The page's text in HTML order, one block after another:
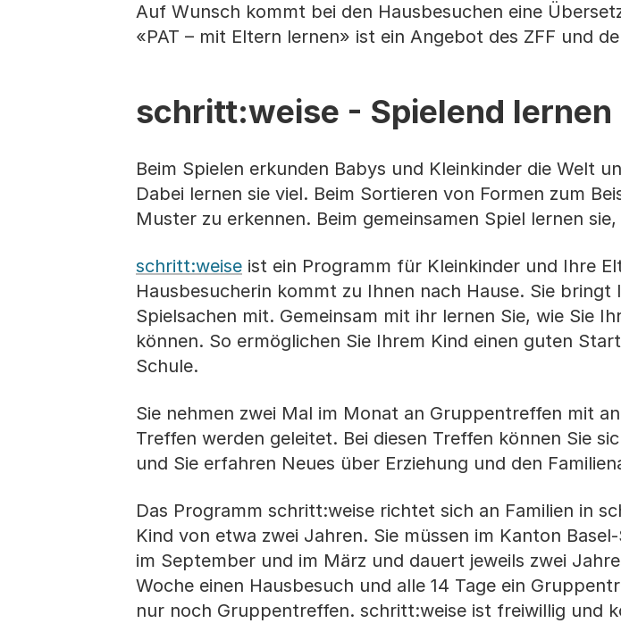
Auf Wunsch kommt bei den Hausbesuchen eine
«PAT – mit Eltern lernen» ist ein Angebot des ZFF und
schritt:weise - Spielend lernen
Beim Spielen erkunden Babys und Kleinkinder die Welt
Dabei lernen sie viel. Beim Sortieren von Formen zum
Muster zu erkennen. Beim gemeinsamen Spiel lernen
schritt:weise ist ein Programm für Kleinkinder und Ihre
Hausbesucherin kommt zu Ihnen nach Hause. Sie bringt
Spielsachen mit. Gemeinsam mit ihr lernen Sie, wie Sie
können. So ermöglichen Sie Ihrem Kind einen guten
Schule.
Sie nehmen zwei Mal im Monat an Gruppentreffen mit
Treffen werden geleitet. Bei diesen Treffen können Sie
und Sie erfahren Neues über Erziehung und den
Das Programm schritt:weise richtet sich an Familien in
Kind von etwa zwei Jahren. Sie müssen im Kanton
im September und im März und dauert jeweils zwei
Woche einen Hausbesuch und alle 14 Tage ein
nur noch Gruppentreffen. schritt:weise ist freiwillig und